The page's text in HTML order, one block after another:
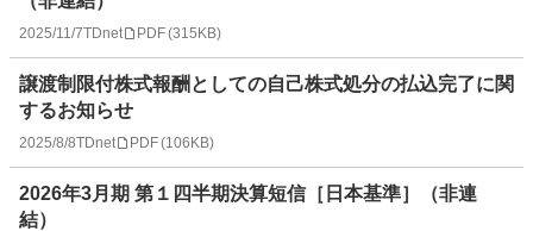
2025/11/7TDnet PDF(315KB)
譲渡制限付株式報酬としての自己株式処分の払込完了に関
するお知らせ
2025/8/8TDnet PDF(106KB)
2026年3月期 第１四半期決算短信［日本基準］（非連
結）